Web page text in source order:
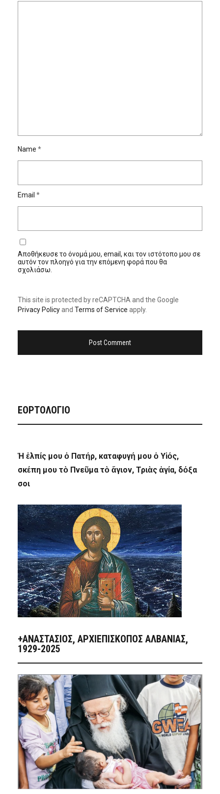
Name *
Email *
Αποθήκευσε το όνομά μου, email, και τον ιστότοπο μου σε
αυτόν τον πλοηγό για την επόμενη φορά που θα
σχολιάσω.
This site is protected by reCAPTCHA and the Google
Privacy Policyand Terms of Service apply.
ΕΟΡΤΟΛΟΓΙΟ
Ἡ ἐλπίς μου ὁ Πατήρ, καταφυγή μου ὁ Υἱός,
σκέπη μου τὸ Πνεῦμα τὸ ἅγιον, Τριὰς ἁγία, δόξα
σοι
+ΑΝΑΣΤΆΣΙΟΣ, ΑΡΧΙΕΠΊΣΚΟΠΟΣ ΑΛΒΑΝΊΑΣ,
1929-2025